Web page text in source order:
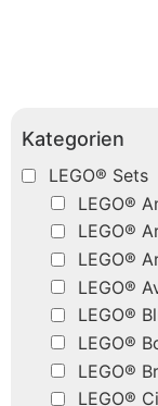
Kategorien
LEGO® Sets
LEGO®
LEGO®
LEGO®
LEGO®
LEGO®
LEGO®
LEGO®
LEGO®